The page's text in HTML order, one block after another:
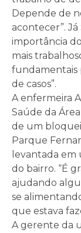
Depende de
acontecer”.
importância
mais
fundamentais
de casos”.
A enfermeira
Saúde da
de um
Parque
levantada em
do bairro. “É
ajudando
se
que estava
A gerente da